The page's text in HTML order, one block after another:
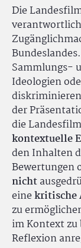
Die
Sammlungs-
Ideologien
der
die
kontextuelle
den Inhalten
Bewertungen
nicht
einekritische
zu
im Kontext
Reflexion